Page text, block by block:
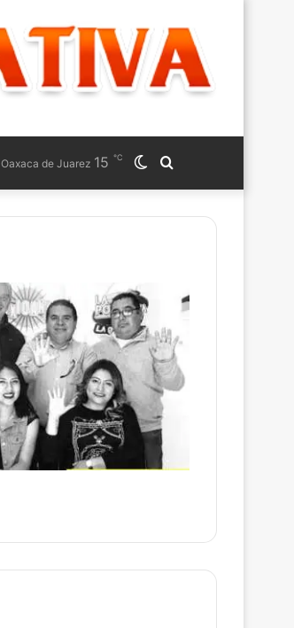
for
Switch
skin
Oaxaca de Juarez 15 ℃